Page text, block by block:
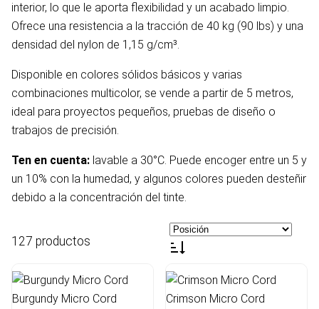
interior, lo que le aporta flexibilidad y un acabado limpio.
Ofrece una resistencia a la tracción de 40 kg (90 lbs) y una
densidad del nylon de 1,15 g/cm³.
Disponible en colores sólidos básicos y varias
combinaciones multicolor, se vende a partir de 5 metros,
ideal para proyectos pequeños, pruebas de diseño o
trabajos de precisión.
Ten en cuenta: lavable a 30°C. Puede encoger entre un 5 y
un 10% con la humedad, y algunos colores pueden desteñir
debido a la concentración del tinte.
127 productos
Burgundy Micro Cord
Crimson Micro Cord